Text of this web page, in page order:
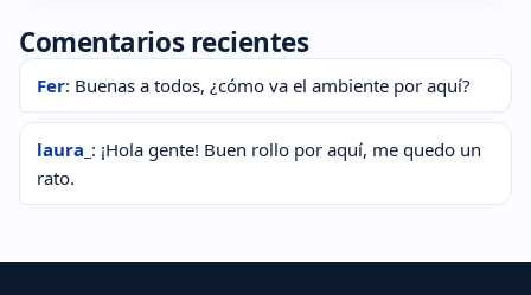
Comentarios recientes
Fer: Buenas a todos, ¿cómo va el ambiente por aquí?
laura_ : ¡Hola gente! Buen rollo por aquí, me quedo un
rato.